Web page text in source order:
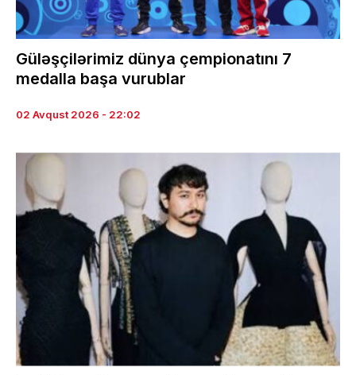
Güləşçilərimiz dünya çempionatını 7
medalla başa vurublar
02 Avqust 2026 - 22:02